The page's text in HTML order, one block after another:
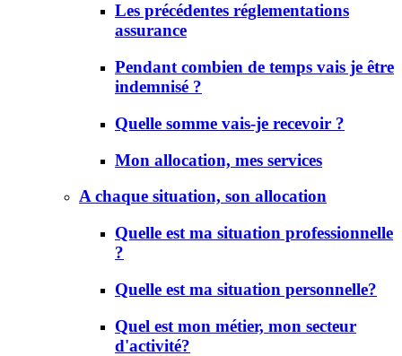
Les précédentes réglementations
assurance
Pendant combien de temps vais je être
indemnisé ?
Quelle somme vais-je recevoir ?
Mon allocation, mes services
A chaque situation, son allocation
Quelle est ma situation professionnelle
?
Quelle est ma situation personnelle?
Quel est mon métier, mon secteur
d'activité?